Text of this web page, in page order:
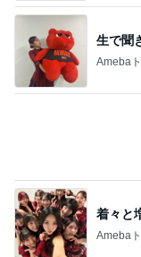
Amebaトピックス